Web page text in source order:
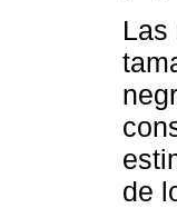
Las
de